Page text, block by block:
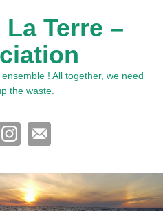
Terre –
! All together, we need
the waste.